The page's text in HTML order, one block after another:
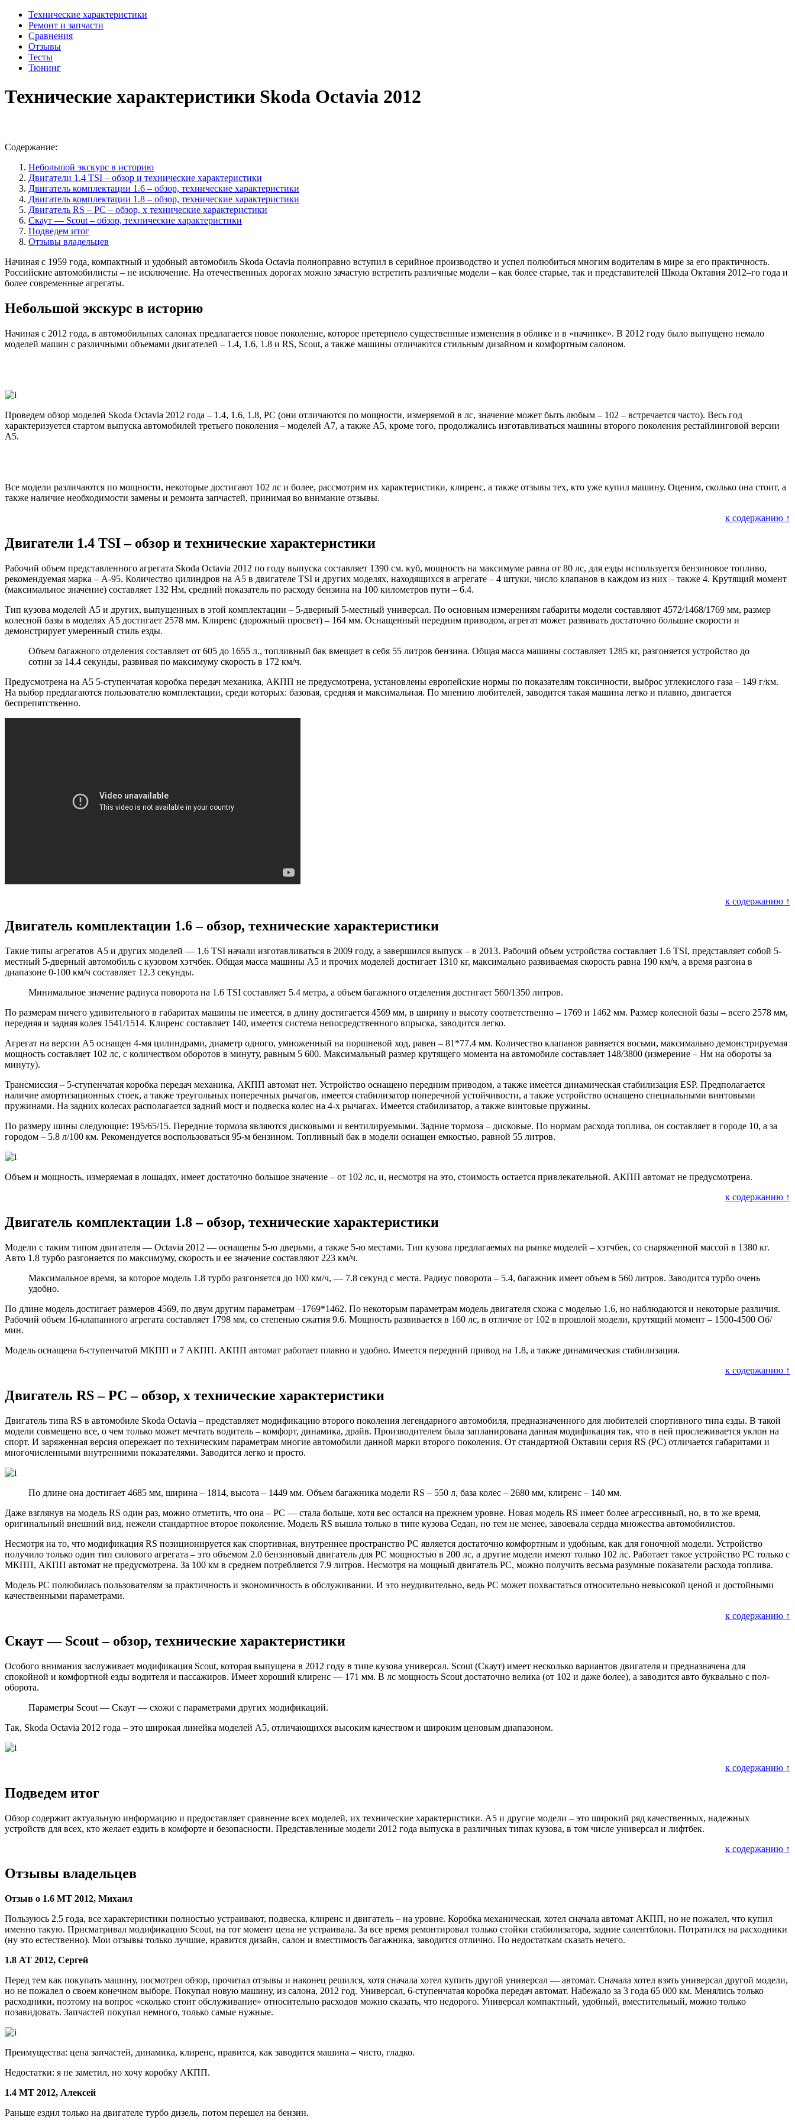
Технические характеристики
Ремонт и запчасти
Сравнения
Отзывы
Тесты
Тюнинг
Технические характеристики Skoda Octavia 2012
Содержание:
Небольшой экскурс в историю
Двигатели 1.4 TSI – обзор и технические характеристики
Двигатель комплектации 1.6 – обзор, технические характеристики
Двигатель комплектации 1.8 – обзор, технические характеристики
Двигатель RS – РС – обзор, х технические характеристики
Скаут — Scout – обзор, технические характеристики
Подведем итог
Отзывы владельцев
Начиная с 1959 года, компактный и удобный автомобиль Skoda Octavia полноправно вступил в серийное производство и успел полюбиться многим водителям в мире за его практичность.
Российские автомобилисты – не исключение. На отечественных дорогах можно зачастую встретить различные модели – как более старые, так и представителей Шкода Октавия 2012–го года и
более современные агрегаты.
Небольшой экскурс в историю
Начиная с 2012 года, в автомобильных салонах предлагается новое поколение, которое претерпело существенные изменения в облике и в «начинке». В 2012 году было выпущено немало
моделей машин с различными объемами двигателей – 1.4, 1.6, 1.8 и RS, Scout, а также машины отличаются стильным дизайном и комфортным салоном.
Проведем обзор моделей Skoda Octavia 2012 года – 1.4, 1.6, 1.8, РС (они отличаются по мощности, измеряемой в лс, значение может быть любым – 102 – встречается часто). Весь год
характеризуется стартом выпуска автомобилей третьего поколения – моделей А7, а также A5, кроме того, продолжались изготавливаться машины второго поколения рестайлинговой версии
А5.
Все модели различаются по мощности, некоторые достигают 102 лс и более, рассмотрим их характеристики, клиренс, а также отзывы тех, кто уже купил машину. Оценим, сколько она стоит, а
также наличие необходимости замены и ремонта запчастей, принимая во внимание отзывы.
к содержанию ↑
Двигатели 1.4 TSI – обзор и технические характеристики
Рабочий объем представленного агрегата Skoda Octavia 2012 по году выпуска составляет 1390 см. куб, мощность на максимуме равна от 80 лс, для езды используется бензиновое топливо,
рекомендуемая марка – А-95. Количество цилиндров на А5 в двигателе TSI и других моделях, находящихся в агрегате – 4 штуки, число клапанов в каждом из них – также 4. Крутящий момент
(максимальное значение) составляет 132 Нм, средний показатель по расходу бензина на 100 километров пути – 6.4.
Тип кузова моделей А5 и других, выпущенных в этой комплектации – 5-дверный 5-местный универсал. По основным измерениям габариты модели составляют 4572/1468/1769 мм, размер
колесной базы в моделях A5 достигает 2578 мм. Клиренс (дорожный просвет) – 164 мм. Оснащенный передним приводом, агрегат может развивать достаточно большие скорости и
демонстрирует умеренный стиль езды.
Объем багажного отделения составляет от 605 до 1655 л., топливный бак вмещает в себя 55 литров бензина. Общая масса машины составляет 1285 кг, разгоняется устройство до
сотни за 14.4 секунды, развивая по максимуму скорость в 172 км/ч.
Предусмотрена на А5 5-ступенчатая коробка передач механика, АКПП не предусмотрена, установлены европейские нормы по показателям токсичности, выброс углекислого газа – 149 г/км.
На выбор предлагаются пользователю комплектации, среди которых: базовая, средняя и максимальная. По мнению любителей, заводится такая машина легко и плавно, двигается
беспрепятственно.
к содержанию ↑
Двигатель комплектации 1.6 – обзор, технические характеристики
Такие типы агрегатов А5 и других моделей — 1.6 TSI начали изготавливаться в 2009 году, а завершился выпуск – в 2013. Рабочий объем устройства составляет 1.6 TSI, представляет собой 5-
местный 5-дверный автомобиль с кузовом хэтчбек. Общая масса машины А5 и прочих моделей достигает 1310 кг, максимально развиваемая скорость равна 190 км/ч, а время разгона в
диапазоне 0-100 км/ч составляет 12.3 секунды.
Минимальное значение радиуса поворота на 1.6 TSI составляет 5.4 метра, а объем багажного отделения достигает 560/1350 литров.
По размерам ничего удивительного в габаритах машины не имеется, в длину достигается 4569 мм, в ширину и высоту соответственно – 1769 и 1462 мм. Размер колесной базы – всего 2578 мм,
передняя и задняя колея 1541/1514. Клиренс составляет 140, имеется система непосредственного впрыска, заводится легко.
Агрегат на версии A5 оснащен 4-мя цилиндрами, диаметр одного, умноженный на поршневой ход, равен – 81*77.4 мм. Количество клапанов равняется восьми, максимально демонстрируемая
мощность составляет 102 лс, с количеством оборотов в минуту, равным 5 600. Максимальный размер крутящего момента на автомобиле составляет 148/3800 (измерение – Нм на обороты за
минуту).
Трансмиссия – 5-ступенчатая коробка передач механика, АКПП автомат нет. Устройство оснащено передним приводом, а также имеется динамическая стабилизация ESP. Предполагается
наличие амортизационных стоек, а также треугольных поперечных рычагов, имеется стабилизатор поперечной устойчивости, а также устройство оснащено специальными винтовыми
пружинами. На задних колесах располагается задний мост и подвеска колес на 4-х рычагах. Имеется стабилизатор, а также винтовые пружины.
По размеру шины следующие: 195/65/15. Передние тормоза являются дисковыми и вентилируемыми. Задние тормоза – дисковые. По нормам расхода топлива, он составляет в городе 10, а за
городом – 5.8 л/100 км. Рекомендуется воспользоваться 95-м бензином. Топливный бак в модели оснащен емкостью, равной 55 литров.
Объем и мощность, измеряемая в лошадях, имеет достаточно большое значение – от 102 лс, и, несмотря на это, стоимость остается привлекательной. АКПП автомат не предусмотрена.
к содержанию ↑
Двигатель комплектации 1.8 – обзор, технические характеристики
Модели с таким типом двигателя — Octavia 2012 — оснащены 5-ю дверьми, а также 5-ю местами. Тип кузова предлагаемых на рынке моделей – хэтчбек, со снаряженной массой в 1380 кг.
Авто 1.8 турбо разгоняется по максимуму, скорость и ее значение составляют 223 км/ч.
Максимальное время, за которое модель 1.8 турбо разгоняется до 100 км/ч, — 7.8 секунд с места. Радиус поворота – 5.4, багажник имеет объем в 560 литров. Заводится турбо очень
удобно.
По длине модель достигает размеров 4569, по двум другим параметрам –1769*1462. По некоторым параметрам модель двигателя схожа с моделью 1.6, но наблюдаются и некоторые различия.
Рабочий объем 16-клапанного агрегата составляет 1798 мм, со степенью сжатия 9.6. Мощность развивается в 160 лс, в отличие от 102 в прошлой модели, крутящий момент – 1500-4500 Об/
мин.
Модель оснащена 6-ступенчатой МКПП и 7 АКПП. АКПП автомат работает плавно и удобно. Имеется передний привод на 1.8, а также динамическая стабилизация.
к содержанию ↑
Двигатель RS – РС – обзор, х технические характеристики
Двигатель типа RS в автомобиле Skoda Octavia – представляет модификацию второго поколения легендарного автомобиля, предназначенного для любителей спортивного типа езды. В такой
модели совмещено все, о чем только может мечтать водитель – комфорт, динамика, драйв. Производителем была запланирована данная модификация так, что в ней прослеживается уклон на
спорт. И заряженная версия опережает по техническим параметрам многие автомобили данной марки второго поколения. От стандартной Октавии серия RS (РС) отличается габаритами и
многочисленными внутренними показателями. Заводится легко и просто.
По длине она достигает 4685 мм, ширина – 1814, высота – 1449 мм. Объем багажника модели RS – 550 л, база колес – 2680 мм, клиренс – 140 мм.
Даже взглянув на модель RS один раз, можно отметить, что она – РС — стала больше, хотя вес остался на прежнем уровне. Новая модель RS имеет более агрессивный, но, в то же время,
оригинальный внешний вид, нежели стандартное второе поколение. Модель RS вышла только в типе кузова Седан, но тем не менее, завоевала сердца множества автомобилистов.
Несмотря на то, что модификация RS позиционируется как спортивная, внутреннее пространство РС является достаточно комфортным и удобным, как для гоночной модели. Устройство
получило только один тип силового агрегата – это объемом 2.0 бензиновый двигатель для РС мощностью в 200 лс, а другие модели имеют только 102 лс. Работает такое устройство РС только с
МКПП, АКПП автомат не предусмотрена. За 100 км в среднем потребляется 7.9 литров. Несмотря на мощный двигатель РС, можно получить весьма разумные показатели расхода топлива.
Модель РС полюбилась пользователям за практичность и экономичность в обслуживании. И это неудивительно, ведь РС может похвастаться относительно невысокой ценой и достойными
качественными параметрами.
к содержанию ↑
Скаут — Scout – обзор, технические характеристики
Особого внимания заслуживает модификация Scout, которая выпущена в 2012 году в типе кузова универсал. Scout (Скаут) имеет несколько вариантов двигателя и предназначена для
спокойной и комфортной езды водителя и пассажиров. Имеет хороший клиренс — 171 мм. В лс мощность Scout достаточно велика (от 102 и даже более), а заводится авто буквально с пол-
оборота.
Параметры Scout — Скаут — схожи с параметрами других модификаций.
Так, Skoda Octavia 2012 года – это широкая линейка моделей А5, отличающихся высоким качеством и широким ценовым диапазоном.
к содержанию ↑
Подведем итог
Обзор содержит актуальную информацию и предоставляет сравнение всех моделей, их технические характеристики. А5 и другие модели – это широкий ряд качественных, надежных
устройств для всех, кто желает ездить в комфорте и безопасности. Представленные модели 2012 года выпуска в различных типах кузова, в том числе универсал и лифтбек.
к содержанию ↑
Отзывы владельцев
Отзыв о 1.6 МТ 2012, Михаил
Пользуюсь 2.5 года, все характеристики полностью устраивают, подвеска, клиренс и двигатель – на уровне. Коробка механическая, хотел сначала автомат АКПП, но не пожалел, что купил
именно такую. Присматривал модификацию Scout, на тот момент цена не устраивала. За все время ремонтировал только стойки стабилизатора, задние салентблоки. Потратился на расходники
(ну это естественно). Мои отзывы только лучшие, нравится дизайн, салон и вместимость багажника, заводится отлично. По недостаткам сказать нечего.
1.8 АТ 2012, Сергей
Перед тем как покупать машину, посмотрел обзор, прочитал отзывы и наконец решился, хотя сначала хотел купить другой универсал — автомат. Сначала хотел взять универсал другой модели,
но не пожалел о своем конечном выборе. Покупал новую машину, из салона, 2012 год. Универсал, 6-ступенчатая коробка передач автомат. Набежало за 3 года 65 000 км. Менялись только
расходники, поэтому на вопрос «сколько стоит обслуживание» относительно расходов можно сказать, что недорого. Универсал компактный, удобный, вместительный, можно только
позавидовать. Запчастей покупал немного, только самые нужные.
Преимущества: цена запчастей, динамика, клиренс, нравится, как заводится машина – чисто, гладко.
Недостатки: я не заметил, но хочу коробку АКПП.
1.4 МТ 2012, Алексей
Раньше ездил только на двигателе турбо дизель, потом перешел на бензин.